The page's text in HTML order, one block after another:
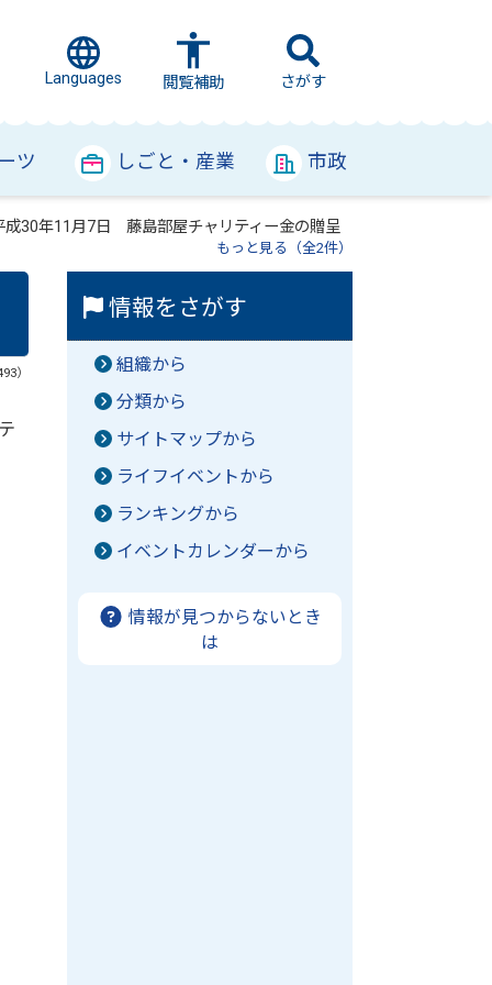
Languages 閲覧補助 さがす
ツ しごと・産業 市政
成30年11月7日 藤島部屋チャリティー金の贈呈
もっと見る（全2件）
）
情報をさがす
組織から
分類から
サイトマップから
ライフイベントから
ランキングから
イベントカレンダーから
情報が見つからないとき
は